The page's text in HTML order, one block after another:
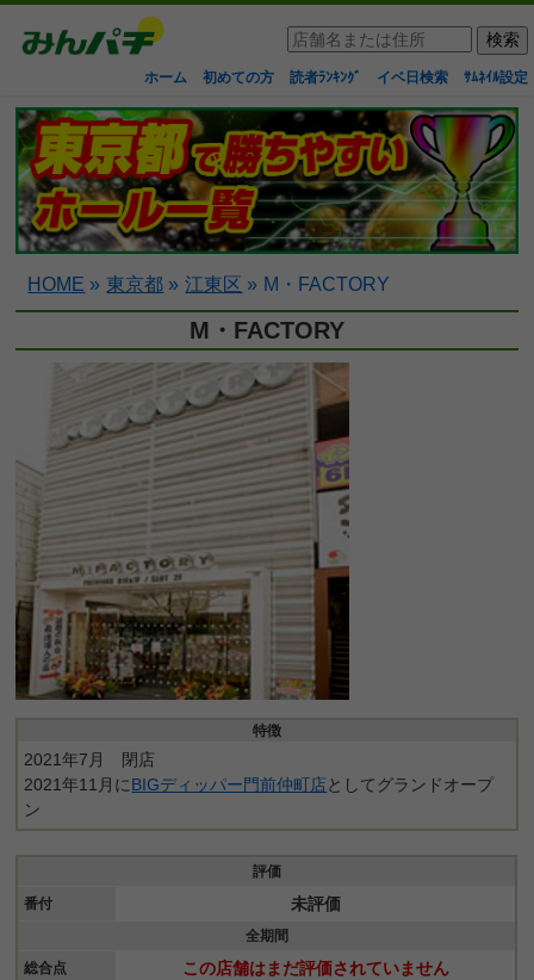
ホーム 初めての方 読者ﾗﾝｷﾝｸﾞ イベ日検索 ｻﾑﾈｲﾙ設定
HOME » 東京都 » 江東区 » M・FACTORY
M・FACTORY
特徴
2021年7月 閉店
2021年11月にBIGディッパー門前仲町店としてグランドオープ
ン
評価
番付
未評価
全期間
総合点
この店舗はまだ評価されていません